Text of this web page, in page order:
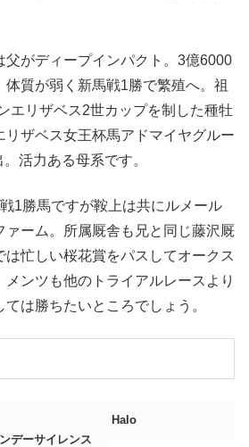
父がディープインパクト。3億6000
体質が弱く新馬戦1勝で繁殖へ。祖
エリザベス2世カップを制した種牡
リザベス女王杯馬アドマイヤグルー
活力ある母系です。
1勝馬ですが鞍上は共にルメール
ァーム。所属厩舎も兄と同じ藤沢厩
忙しい桜花賞をパスしてオークス
メンツも他のトライアルレースより
は勝ちたいところでしょう。
デーサイレンス
Halo